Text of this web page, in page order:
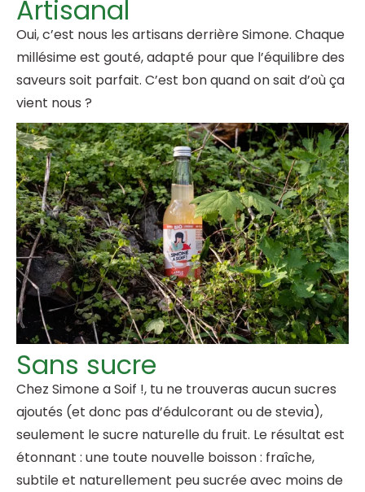
Artisanal
Oui, c’est nous les artisans derrière Simone. Chaque
millésime est gouté, adapté pour que l’équilibre des
saveurs soit parfait. C’est bon quand on sait d’où ça
vient nous ?
Sans sucre
Chez Simone a Soif !, tu ne trouveras aucun sucres
ajoutés (et donc pas d’édulcorant ou de stevia),
seulement le sucre naturelle du fruit. Le résultat est
étonnant : une toute nouvelle boisson : fraîche,
subtile et naturellement peu sucrée avec moins de